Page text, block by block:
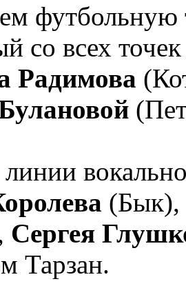
футбольную
со всех
Радимова
(Бык),
Сергея
Тарзан.